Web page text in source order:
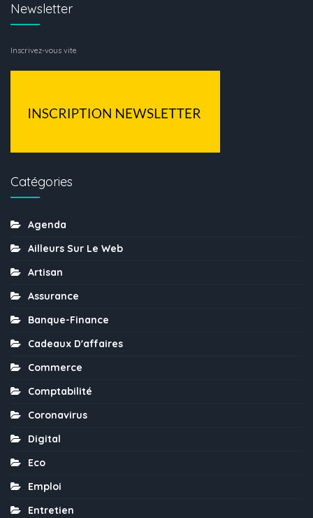
Newsletter
Inscrivez-vous vite
Catégories
Agenda
Ailleurs Sur Le Web
Artisan
Assurance
Banque-Finance
Cadeaux D'affaires
Commerce
Comptabilité
Coronavirus
Digital
Eco
Emploi
Entretien